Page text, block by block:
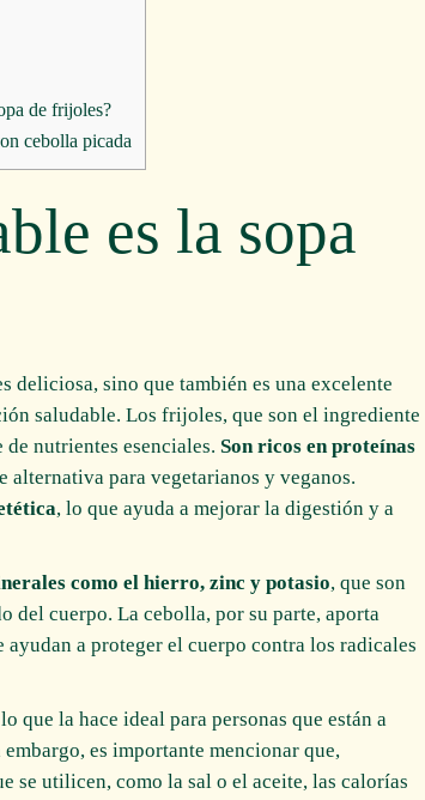
de frijoles?
cebolla picada
es la sopa
deliciosa, sino que también es una excelente
saludable. Los frijoles, que son el ingrediente
nutrientes esenciales. Son ricos en proteínas
alternativa para vegetarianos y veganos.
, lo que ayuda a mejorar la digestión y a
como el hierro, zinc y potasio, que son
del cuerpo. La cebolla, por su parte, aporta
ayudan a proteger el cuerpo contra los radicales
que la hace ideal para personas que están a
es importante mencionar que,
se utilicen, como la sal o el aceite, las calorías